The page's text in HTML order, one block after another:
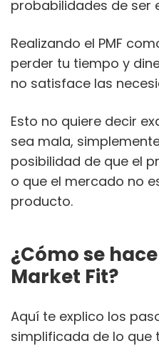
probabilidades de ser
Realizando el PMF
perder tu tiempo y
no satisface las
Esto no quiere decir
sea mala,
posibilidad de que el
o que el mercado no
producto.
¿Cómo se
Market Fit?
Aquí te explico los
simplificada de lo que